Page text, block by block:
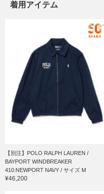
着用アイテム
【別注】POLO RALPH LAUREN /
BAYPORT WINDBREAKER
410:NEWPORT NAVY / サイズ M
¥46,200